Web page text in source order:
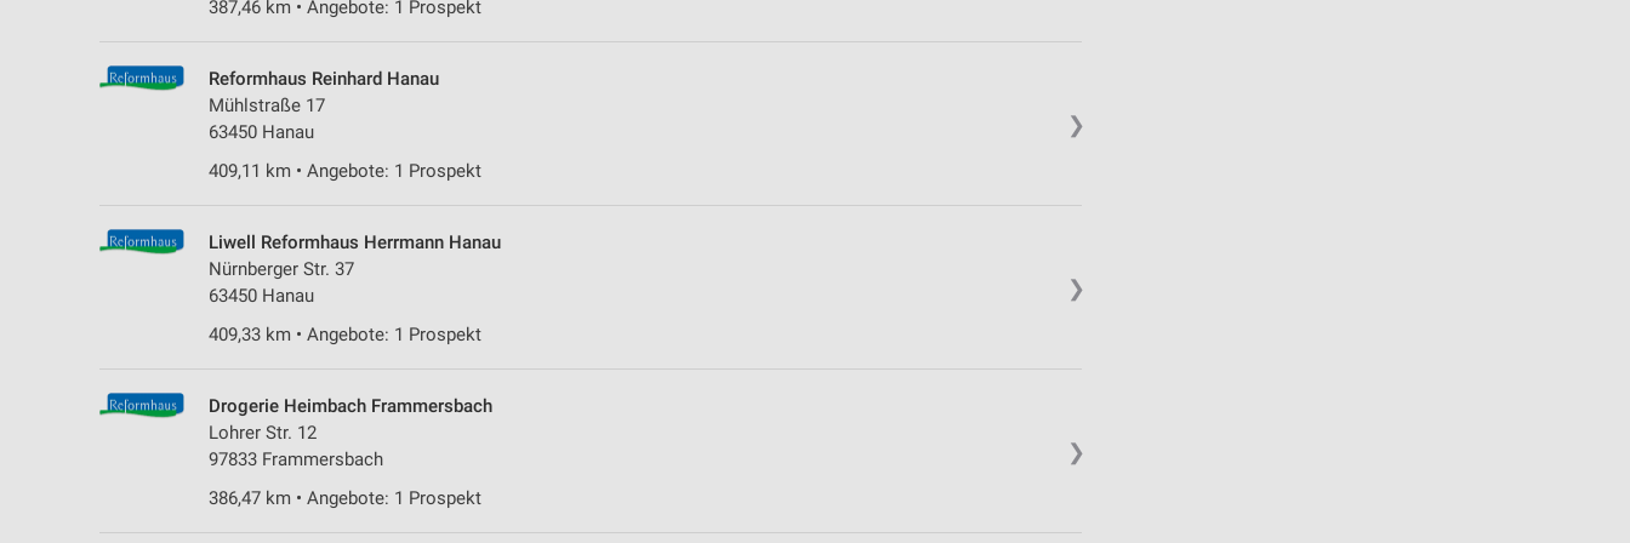
387,46 km • Angebote: 1 Prospekt
❯
Reformhaus Reinhard Hanau
Mühlstraße 17
63450 Hanau
409,11 km • Angebote: 1 Prospekt
❯
Liwell Reformhaus Herrmann Hanau
Nürnberger Str. 37
63450 Hanau
409,33 km • Angebote: 1 Prospekt
❯
Drogerie Heimbach Frammersbach
Lohrer Str. 12
97833 Frammersbach
386,47 km • Angebote: 1 Prospekt